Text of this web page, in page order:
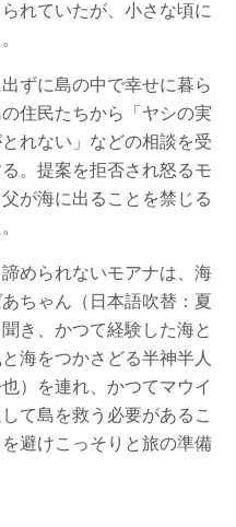
れていたが、小さな頃に
ずに島の中で幸せに暮ら
住民たちから「ヤシの実
れない」などの相談を受
。提案を拒否され怒るモ
が海に出ることを禁じる
められないモアナは、海
ちゃん（日本語吹替：夏
き、かつて経験した海と
海をつかさどる半神半人
）を連れ、かつてマウイ
て島を救う必要があるこ
避けこっそりと旅の準備